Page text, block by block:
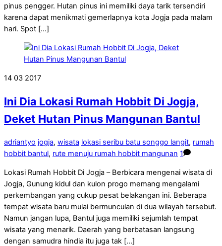
pinus pengger. Hutan pinus ini memiliki daya tarik tersendiri
karena dapat menikmati gemerlapnya kota Jogja pada malam
hari. Spot […]
14 03 2017
Ini Dia Lokasi Rumah Hobbit Di Jogja,
Deket Hutan Pinus Mangunan Bantul
adriantyo jogja, wisata lokasi seribu batu songgo langit, rumah
hobbit bantul, rute menuju rumah hobbit mangunan 1
Lokasi Rumah Hobbit Di Jogja – Berbicara mengenai wisata di
Jogja, Gunung kidul dan kulon progo memang mengalami
perkembangan yang cukup pesat belakangan ini. Beberapa
tempat wisata baru mulai bermunculan di dua wilayah tersebut.
Namun jangan lupa, Bantul juga memiliki sejumlah tempat
wisata yang menarik. Daerah yang berbatasan langsung
dengan samudra hindia itu juga tak […]